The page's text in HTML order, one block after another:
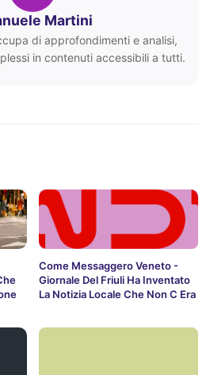
Martini
di approfondimenti e analisi,
in contenuti accessibili a tutti.
Come Messaggero Veneto -
Giornale Del Friuli Ha Inventato
La Notizia Locale Che Non C Era